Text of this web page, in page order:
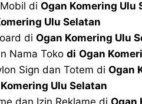
di Ogan Komering Ulu
Ulu Selatan
di Ogan Komering Ulu
Nama Toko di Ogan
Sign dan Totem di Ogan
Ulu Selatan
dan Izin Reklame di Ogan